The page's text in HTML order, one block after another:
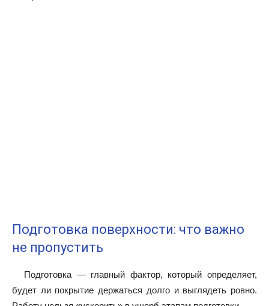
Подготовка поверхности: что важно
не пропустить
Подготовка — главный фактор, который определяет,
будет ли покрытие держаться долго и выглядеть ровно.